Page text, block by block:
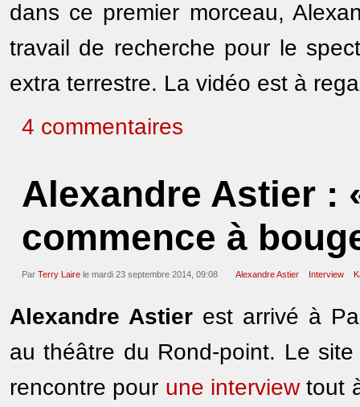
dans ce premier morceau,
travail de recherche pour le
extra terrestre. La vidéo est à
4 commentaires
Alexandre Astier :
commence à
Par Terry Laire le mardi 23 septembre 2014, 09:08 Alexandre Astier Interview
Alexandre Astierest arrivé à
au théâtre du Rond-point. Le
rencontre pour une interviewtout